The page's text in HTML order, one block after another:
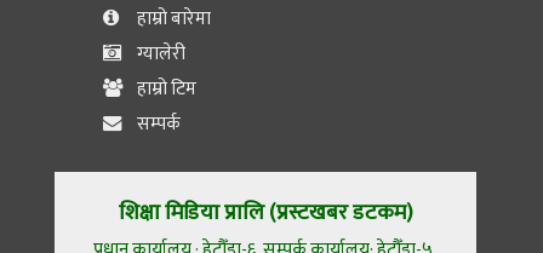
हाम्रो बारेमा
ग्यालेरी
हाम्रो टिम
सम्पर्क
शिक्षा मिडिया प्रालि (प्रस्टखबर डटकम)